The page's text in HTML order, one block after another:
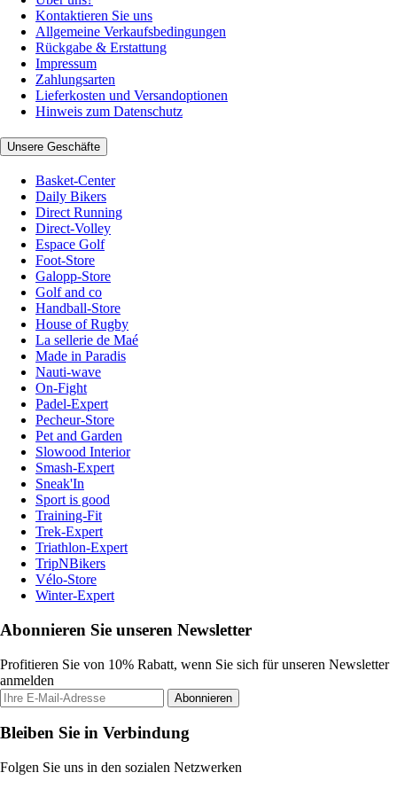
Kontaktieren Sie uns
Allgemeine Verkaufsbedingungen
Rückgabe & Erstattung
Impressum
Zahlungsarten
Lieferkosten und Versandoptionen
Hinweis zum Datenschutz
Unsere Geschäfte
Basket-Center
Daily Bikers
Direct Running
Direct-Volley
Espace Golf
Foot-Store
Galopp-Store
Golf and co
Handball-Store
House of Rugby
La sellerie de Maé
Made in Paradis
Nauti-wave
On-Fight
Padel-Expert
Pecheur-Store
Pet and Garden
Slowood Interior
Smash-Expert
Sneak'In
Sport is good
Training-Fit
Trek-Expert
Triathlon-Expert
TripNBikers
Vélo-Store
Winter-Expert
Abonnieren Sie unseren Newsletter
Profitieren Sie von 10% Rabatt, wenn Sie sich für unseren Newsletter
anmelden
Abonnieren
Bleiben Sie in Verbindung
Folgen Sie uns in den sozialen Netzwerken